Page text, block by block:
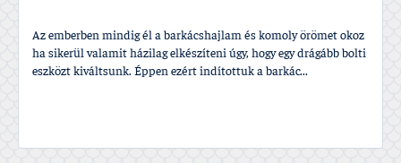
Az emberben mindig él a barkácshajlam és komoly örömet okoz
ha sikerül valamit házilag elkészí­teni úgy, hogy egy drágább bolti
eszközt kiváltsunk. Éppen ezért indí­tottuk a barkác...